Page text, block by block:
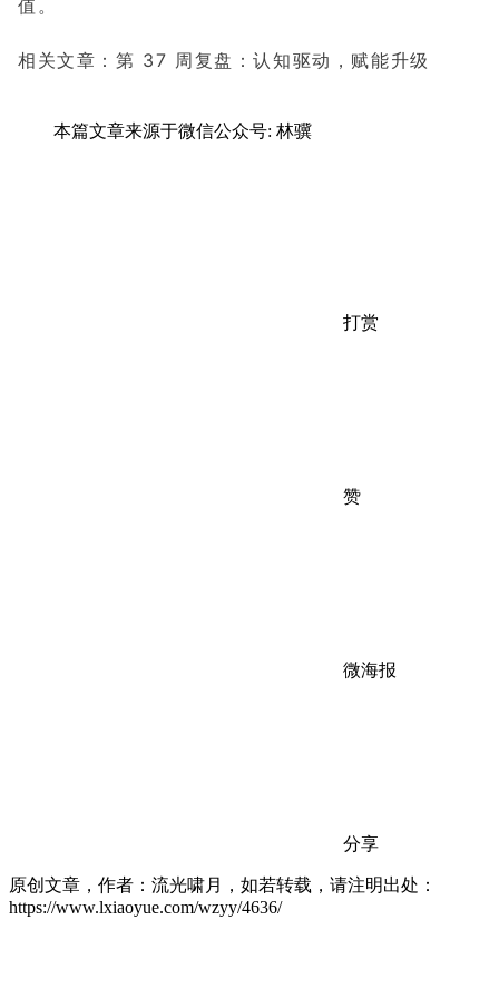
值。
相关文章：第 37 周复盘：认知驱动，赋能升级
本篇文章来源于微信公众号: 林骥
打赏
赞
微海报
分享
原创文章，作者：流光啸月，如若转载，请注明出处：
https://www.lxiaoyue.com/wzyy/4636/